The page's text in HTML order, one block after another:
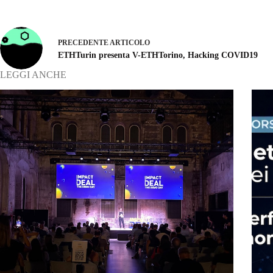
PRECEDENTE ARTICOLO
ETHTurin presenta V-ETHTorino, Hacking COVID19
LEGGI ANCHE